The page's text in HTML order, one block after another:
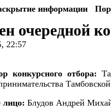
информации
очередной
22:57
конкурсного отбора:
лицо: Блудов Андрей